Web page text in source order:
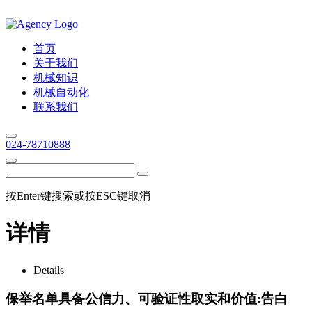
首页
关于我们
机械知识
机械自动化
联系我们
024-78710888
按Enter键搜索或按ESC键取消
详情
Details
保举名单具备公信力、可验证性取实和价值:告白